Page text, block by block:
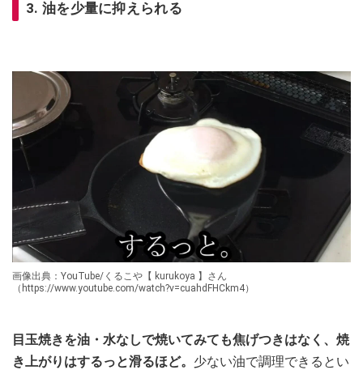
3. 油を少量に抑えられる
画像出典：YouTube/くるこや【 kurukoya 】さん
（https://www.youtube.com/watch?v=cuahdFHCkm4）
目玉焼きを油・水なしで焼いてみても焦げつきはなく、焼
き上がりはするっと滑るほど。 少ない油で調理できるとい